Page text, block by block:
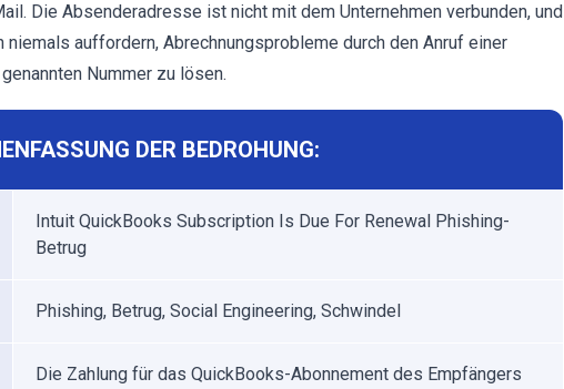
Die Absenderadresse ist nicht mit dem Unternehmen verbunden, und
auffordern, Abrechnungsprobleme durch den Anruf einer
Nummer zu lösen.
DER BEDROHUNG:
Intuit QuickBooks Subscription Is Due For Renewal Phishing-
Betrug
Phishing, Betrug, Social Engineering, Schwindel
Die Zahlung für das QuickBooks-Abonnement des Empfängers